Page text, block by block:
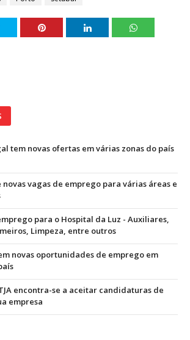
tem novas ofertas em várias zonas do país
novas vagas de emprego para várias áreas e
para o Hospital da Luz - Auxiliares,
Limpeza, entre outros
novas oportunidades de emprego em
encontra-se a aceitar candidaturas de
empresa